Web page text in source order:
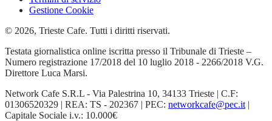
Gestione Cookie
© 2026, Trieste Cafe. Tutti i diritti riservati.
Testata giornalistica online iscritta presso il Tribunale di Trieste –
Numero registrazione 17/2018 del 10 luglio 2018 - 2266/2018 V.G.
Direttore Luca Marsi.
Network Cafe S.R.L - Via Palestrina 10, 34133 Trieste | C.F:
01306520329 | REA: TS - 202367 | PEC: networkcafe@pec.it |
Capitale Sociale i.v.: 10.000€